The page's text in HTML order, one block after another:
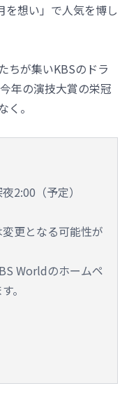
を想い」で人気を博し
ちが集いKBSのドラ
年の演技大賞の栄冠
。
2:00（予定）
更となる可能性が
Worldのホームペ
。